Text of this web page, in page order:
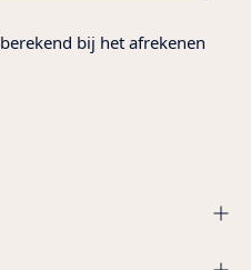
berekend bij het afrekenen